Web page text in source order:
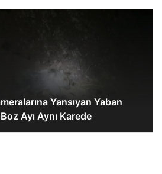
Yansıyan Yaban
Ayı Aynı Karede